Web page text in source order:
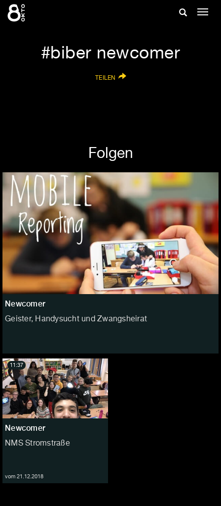
Zum
Inhalt
Suche
biber newcomer
TEILEN
Folgen
Newcomer
Geister, Handysucht und Zwangsheirat
Newcomer
NMS Stromstraße
vom 21.12.2018
11:37